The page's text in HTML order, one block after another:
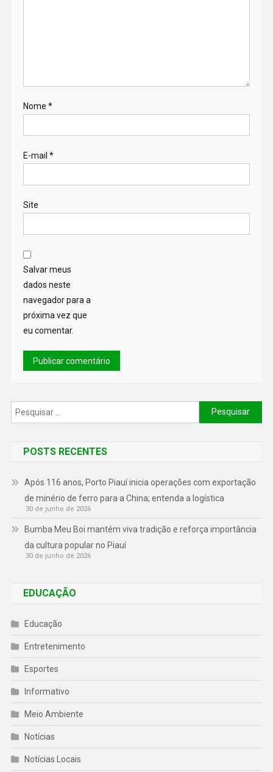
Nome *
E-mail *
Site
Salvar meus
dados neste
navegador para a
próxima vez que
eu comentar.
POSTS RECENTES
Após 116 anos, Porto Piauí inicia operações com exportação
de minério de ferro para a China; entenda a logística
30 de junho de 2026
Bumba Meu Boi mantém viva tradição e reforça importância
da cultura popular no Piauí
30 de junho de 2026
EDUCAÇÃO
Educação
Entretenimento
Esportes
Informativo
Meio Ambiente
Notícias
Notícias Locais